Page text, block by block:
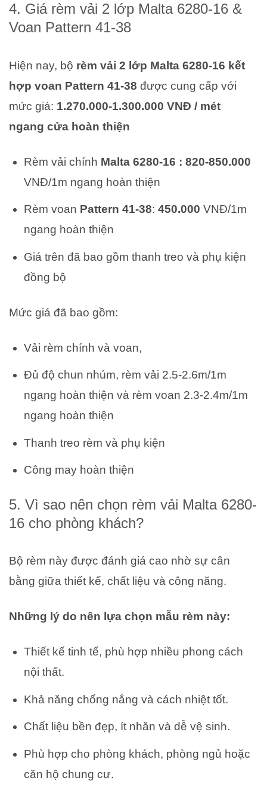
4. Giá rèm vải 2 lớp Malta 6280-16 &
Voan Pattern 41-38
Hiện nay, bộ rèm vải 2 lớp Malta 6280-16 kết
hợp voan Pattern 41-38 được cung cấp với
mức giá: 1.270.000-1.300.000 VNĐ / mét
ngang cửa hoàn thiện
Rèm vải chính Malta 6280-16 : 820-850.000
VNĐ/1m ngang hoàn thiện
Rèm voan Pattern 41-38: 450.000 VNĐ/1m
ngang hoàn thiện
Giá trên đã bao gồm thanh treo và phụ kiện
đồng bộ
Mức giá đã bao gồm:
Vải rèm chính và voan,
Đủ độ chun nhúm, rèm vải 2.5-2.6m/1m
ngang hoàn thiện và rèm voan 2.3-2.4m/1m
ngang hoàn thiện
Thanh treo rèm và phụ kiện
Công may hoàn thiện
5. Vì sao nên chọn rèm vải Malta 6280-
16 cho phòng khách?
Bộ rèm này được đánh giá cao nhờ sự cân
bằng giữa thiết kế, chất liệu và công năng.
Những lý do nên lựa chọn mẫu rèm này:
Thiết kế tinh tế, phù hợp nhiều phong cách
nội thất.
Khả năng chống nắng và cách nhiệt tốt.
Chất liệu bền đẹp, ít nhăn và dễ vệ sinh.
Phù hợp cho phòng khách, phòng ngủ hoặc
căn hộ chung cư.